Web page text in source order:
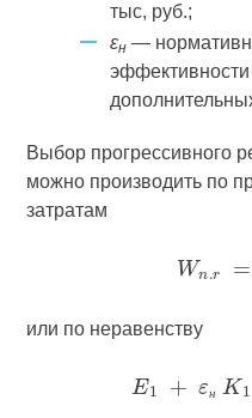
тыс, руб.;
εн —
Выбор прогрессивного
можно производить по
затратам
или по неравенству